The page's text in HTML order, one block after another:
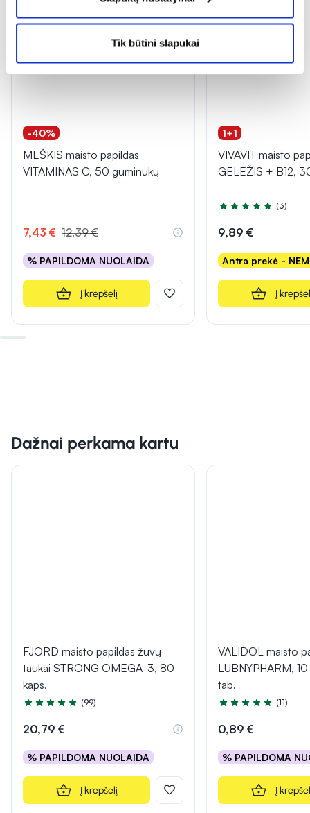
Tik būtini slapukai
-40%
MEŠKIS maisto papildas
VITAMINAS C, 50 guminukų
7,43 € 12,39 €
% PAPILDOMA NUOLAIDA
Į krepšelį
1+1
VIVAVIT maisto
GELEŽIS + B12,
Įvertinimas 5.0 iš 5
(3)
9,89 €
Antra prekė -
Į
Dažnai perkama kartu
FJORD maisto papildas žuvų
taukai STRONG OMEGA-3, 80
kaps.
Įvertinimas 4.9 iš 5
(99)
20,79 €
% PAPILDOMA NUOLAIDA
Į krepšelį
VALIDOL maisto
LUBNYPHARM,
tab.
Įvertinimas 5.0 iš 5
(11)
0,89 €
% PAPILDOMA
Į